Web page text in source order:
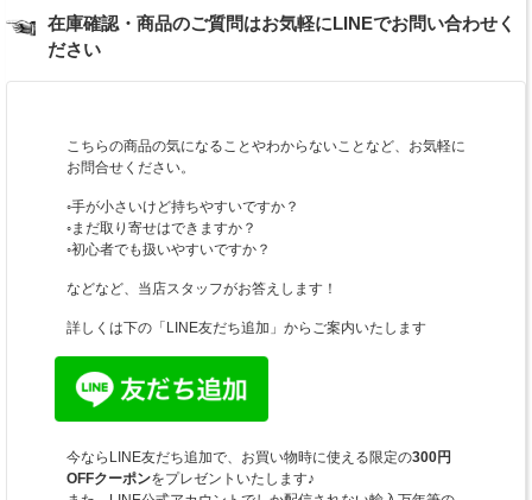
在庫確認・商品のご質問はお気軽にLINEでお問い合わせく
ださい
こちらの商品の気になることやわからないことなど、お気軽に
お問合せください。
◦手が小さいけど持ちやすいですか？
◦まだ取り寄せはできますか？
◦初心者でも扱いやすいですか？
などなど、当店スタッフがお答えします！
詳しくは下の「LINE友だち追加」からご案内いたします
今ならLINE友だち追加で、お買い物時に使える限定の300円
OFFクーポンをプレゼントいたします♪